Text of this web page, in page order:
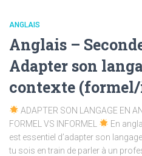
ANGLAIS
Anglais –
Adapter son
contexte
ADAPTER SON LANGAGE EN
FORMEL VS INFORMEL
En
est essentiel d’adapter son
tu sois en train de parler à un